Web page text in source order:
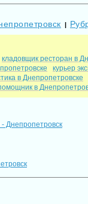
кладовщик ресторан в
курьер
в Днепропетровске
в
Днепропетровск